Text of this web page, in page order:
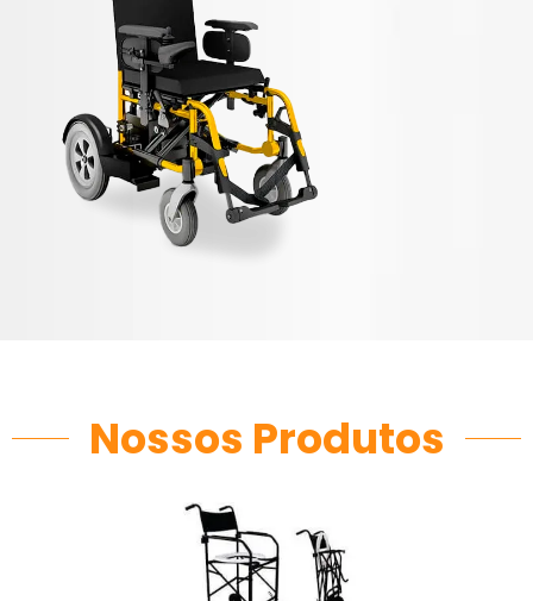
Nossos Produtos